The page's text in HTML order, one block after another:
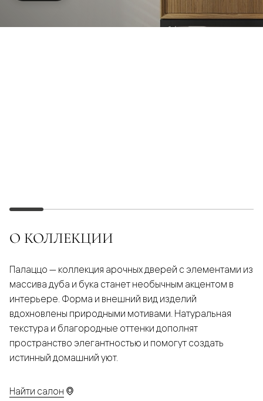
О КОЛЛЕКЦИИ
Палаццо — коллекция арочных дверей с элементами из
массива дуба и бука станет необычным акцентом в
интерьере. Форма и внешний вид изделий
вдохновлены природными мотивами. Натуральная
текстура и благородные оттенки дополнят
пространство элегантностью и помогут создать
истинный домашний уют.
Найти салон